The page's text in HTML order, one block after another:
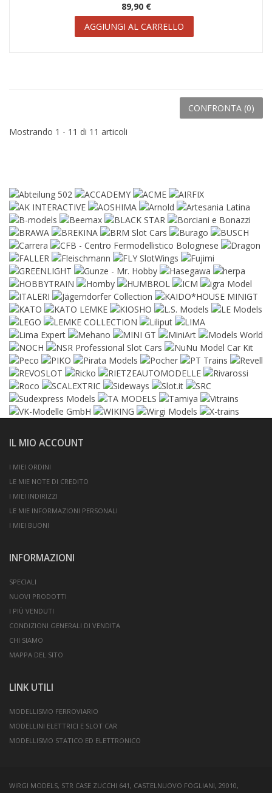
89,90 €
AGGIUNGI AL CARRELLO
CONFRONTA (0)
Mostrando 1 - 11 di 11 articoli
IL MIO ACCOUNT
I MIEI ORDINI
LE MIE NOTE DI CREDITO
I MIEI INDIRIZZI
LE MIE INFORMAZIONI PERSONALI
I MIEI BUONI
INFORMAZIONI
SPECIALI
NUOVI PRODOTTI
I PIÙ VENDUTI
CONDIZIONI GENERALI DI VENDITA
CHI SIAMO
MAPPA DEL SITO
LINK UTILI
MODELLISMO FERROVIARIO
MODELLINI ELETTRICI E SLOT CAR
MODELLISMO STATICO ED ELETTRONICO
WIRGI MODELS, STR CASE ZUCCHI 641, CASTELNUOVO FOGLIANI, 29010,